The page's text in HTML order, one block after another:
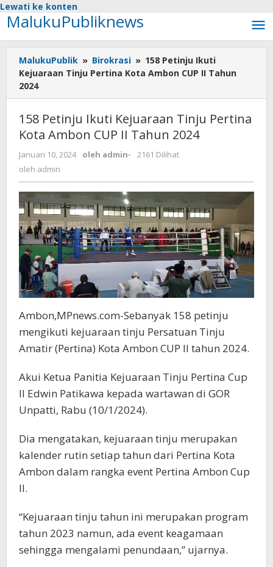
Lewati ke konten
MalukuPubliknews
MalukuPublik » Birokrasi » 158 Petinju Ikuti
Kejuaraan Tinju Pertina Kota Ambon CUP II Tahun
2024
158 Petinju Ikuti Kejuaraan Tinju Pertina
Kota Ambon CUP II Tahun 2024
Januari 10, 2024 oleh admin-
2161 Dilihat
oleh admin
Ambon,MPnews.com-Sebanyak 158 petinju
mengikuti kejuaraan tinju Persatuan Tinju
Amatir (Pertina) Kota Ambon CUP II tahun 2024.
Akui Ketua Panitia Kejuaraan Tinju Pertina Cup
II Edwin Patikawa kepada wartawan di GOR
Unpatti, Rabu (10/1/2024).
Dia mengatakan, kejuaraan tinju merupakan
kalender rutin setiap tahun dari Pertina Kota
Ambon dalam rangka event Pertina Ambon Cup
II.
“Kejuaraan tinju tahun ini merupakan program
tahun 2023 namun, ada event keagamaan
sehingga mengalami penundaan,” ujarnya.